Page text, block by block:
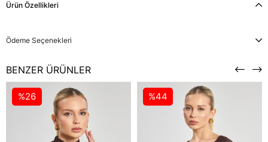
Ürün Özellikleri
Ödeme Seçenekleri
BENZER ÜRÜNLER
%26 %44